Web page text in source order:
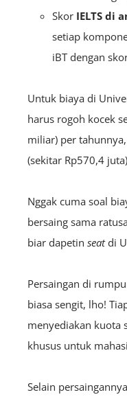
Skor IELTS di
setiap
iBT dengan
Untuk biaya di
harus rogoh kocek
miliar) per
(sekitar Rp570,4
Nggak cuma soal
bersaing sama
biar dapetin seatdi
Persaingan di
biasa sengit, lho!
menyediakan kuota
khusus untuk
Selain